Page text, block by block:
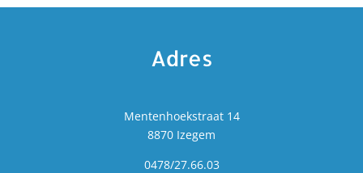
Adres
Mentenhoekstraat 14
8870 Izegem
0478/27.66.03